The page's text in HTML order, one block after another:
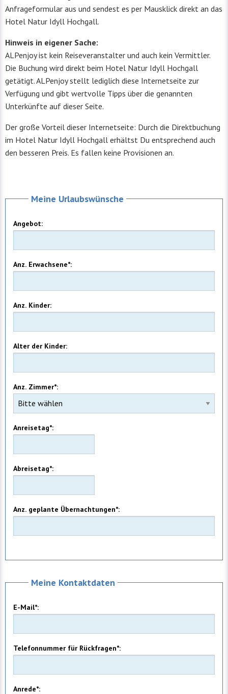
Anfrageformular aus und sendest es per Mausklick direkt an das
Hotel Natur Idyll Hochgall.
Hinweis in eigener Sache:
ALPenjoy ist kein Reiseveranstalter und auch kein Vermittler.
Die Buchung wird direkt beim Hotel Natur Idyll Hochgall
getätigt. ALPenjoy stellt lediglich diese Internetseite zur
Verfügung und gibt wertvolle Tipps über die genannten
Unterkünfte auf dieser Seite.
Der große Vorteil dieser Internetseite: Durch die Direktbuchung
im Hotel Natur Idyll Hochgall erhältst Du entsprechend auch
den besseren Preis. Es fallen keine Provisionen an.
Meine Urlaubswünsche
Angebot:
Anz. Erwachsene*:
Anz. Kinder:
Alter der Kinder:
Anz. Zimmer*:
Anreisetag*:
Abreisetag*:
Anz. geplante Übernachtungen*:
Meine Kontaktdaten
E-Mail*:
Telefonnummer für Rückfragen*:
Anrede*: